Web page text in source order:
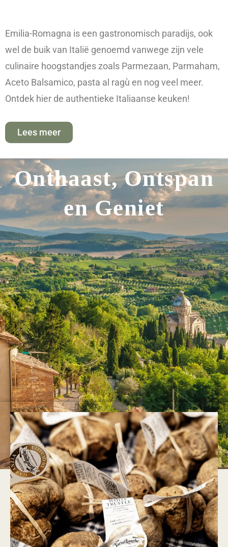
Emilia-Romagna is een gastronomisch paradijs, ook
wel de buik van Italië genoemd vanwege zijn vele
culinaire hoogstandjes zoals Parmezaan, Parmaham,
Aceto Balsamico, pasta al ragù en nog veel meer.
Ontdek hier de authentieke Italiaanse keuken!
Lees meer
Onthaast, Ontspan
en Geniet